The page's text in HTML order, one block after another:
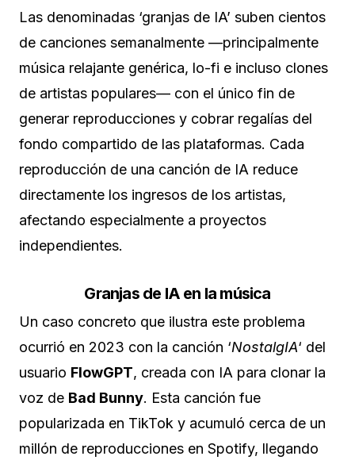
Las denominadas ‘granjas de IA’ suben cientos
de canciones semanalmente —principalmente
música relajante genérica, lo-fi e incluso clones
de artistas populares— con el único fin de
generar reproducciones y cobrar regalías del
fondo compartido de las plataformas. Cada
reproducción de una canción de IA reduce
directamente los ingresos de los artistas,
afectando especialmente a proyectos
independientes.
Granjas de IA en la música
Un caso concreto que ilustra este problema
ocurrió en 2023 con la canción ‘NostalgIA‘ del
usuario FlowGPT, creada con IA para clonar la
voz de Bad Bunny. Esta canción fue
popularizada en TikTok y acumuló cerca de un
millón de reproducciones en Spotify, llegando